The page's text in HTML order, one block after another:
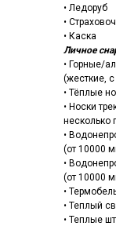
• Ледоруб
•
• Каска
Личное
• Горные/
(жесткие,
• Тёплые
• Носки
несколько
•
(от 10000
•
(от 10000
•
• Теплый
• Теплые